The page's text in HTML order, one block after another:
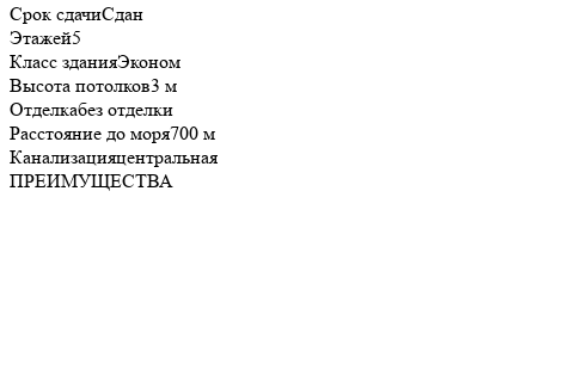
Срок сдачиСдан
Этажей5
Класс зданияЭконом
Высота потолков3 м
Отделкабез отделки
Расстояние до моря700 м
Канализацияцентральная
ПРЕИМУЩЕСТВА